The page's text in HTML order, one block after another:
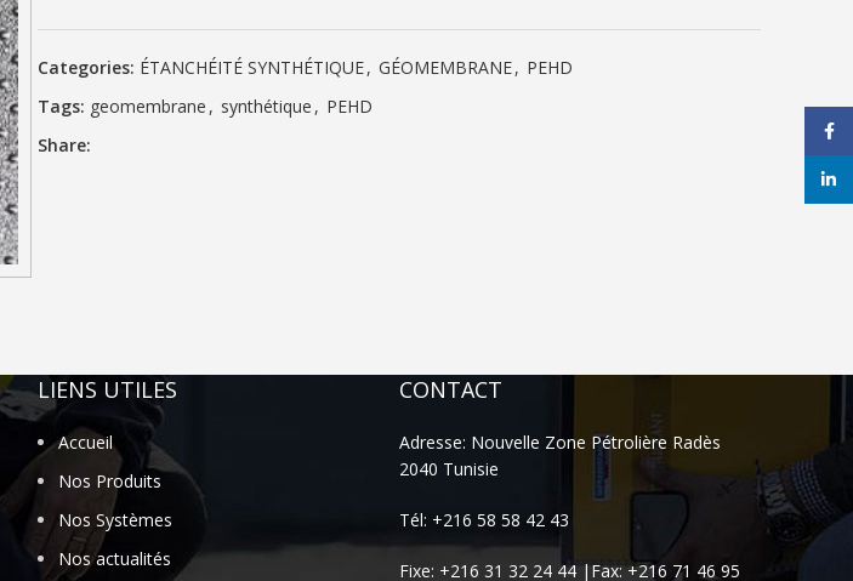
Categories: ÉTANCHÉITÉ SYNTHÉTIQUE, GÉOMEMBRANE, PEHD
Tags: geomembrane , synthétique , PEHD
Share:
LIENS UTILES
Accueil
Nos Produits
Nos Systèmes
Nos actualités
CONTACT
Adresse: Nouvelle Zone Pétrolière Radès
2040 Tunisie
Tél: +216 58 58 42 43
Fixe: +216 31 32 24 44 |Fax: +216 71 46 95